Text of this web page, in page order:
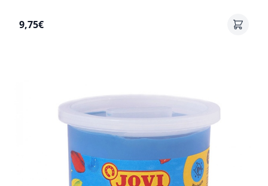
9,75€